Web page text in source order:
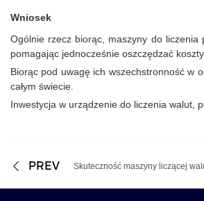
Wniosek
Ogólnie rzecz biorąc, maszyny do liczenia
pomagając jednocześnie oszczędzać koszty.
Biorąc pod uwagę ich wszechstronność w
całym świecie.
Inwestycja w urządzenie do liczenia walut,
PREV Skuteczność maszyny liczącej